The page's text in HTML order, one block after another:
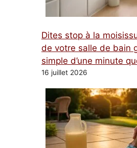
Dites stop à la
de votre salle de bain
simple d’une minute
16 juillet 2026